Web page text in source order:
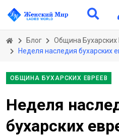
Блог
Община Бухарских
Неделя наследия бухарских
ОБЩИНА БУХАРСКИХ ЕВРЕЕВ
Неделя
бухарских